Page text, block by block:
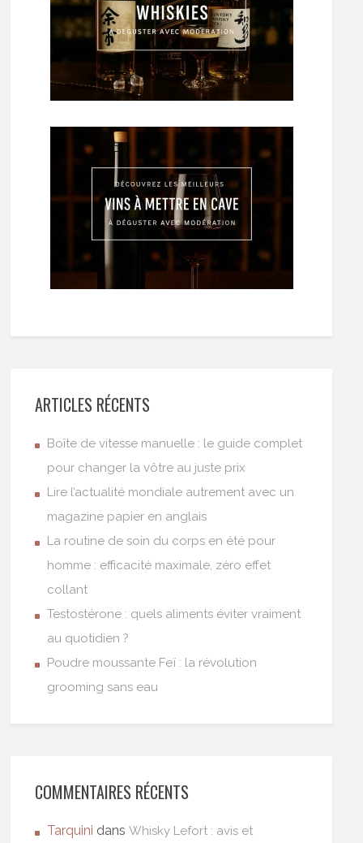
ARTICLES RÉCENTS
Boîte de vitesse manuelle : le guide complet
pour changer la vôtre au juste prix
Lire l’actualité mondiale autrement avec un
magazine papier en anglais
La routine de soin du corps en été pour
homme : efficacité maximale, zéro effet
collant
Testostérone : quels aliments éviter vraiment
au quotidien ?
Poudre moussante Feï : la révolution
grooming sans eau
COMMENTAIRES RÉCENTS
Tarquini dansWhisky Lefort : avis et